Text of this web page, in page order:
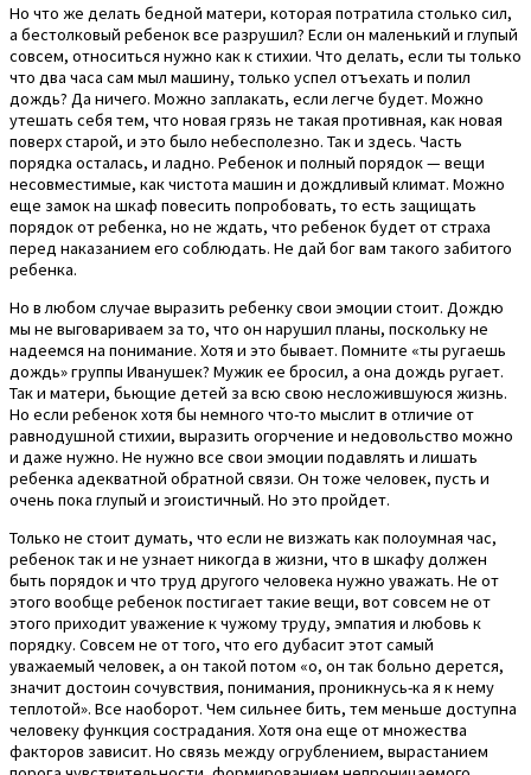
Но что же делать бедной матери, которая потратила столько сил,
а бестолковый ребенок все разрушил? Если он маленький и глупый
совсем, относиться нужно как к стихии. Что делать, если ты только
что два часа сам мыл машину, только успел отъехать и полил
дождь? Да ничего. Можно заплакать, если легче будет. Можно
утешать себя тем, что новая грязь не такая противная, как новая
поверх старой, и это было небесполезно. Так и здесь. Часть
порядка осталась, и ладно. Ребенок и полный порядок — вещи
несовместимые, как чистота машин и дождливый климат. Можно
еще замок на шкаф повесить попробовать, то есть защищать
порядок от ребенка, но не ждать, что ребенок будет от страха
перед наказанием его соблюдать. Не дай бог вам такого забитого
ребенка.
Но в любом случае выразить ребенку свои эмоции стоит. Дождю
мы не выговариваем за то, что он нарушил планы, поскольку не
надеемся на понимание. Хотя и это бывает. Помните «ты ругаешь
дождь» группы Иванушек? Мужик ее бросил, а она дождь ругает.
Так и матери, бьющие детей за всю свою несложившуюся жизнь.
Но если ребенок хотя бы немного что-то мыслит в отличие от
равнодушной стихии, выразить огорчение и недовольство можно
и даже нужно. Не нужно все свои эмоции подавлять и лишать
ребенка адекватной обратной связи. Он тоже человек, пусть и
очень пока глупый и эгоистичный. Но это пройдет.
Только не стоит думать, что если не визжать как полоумная час,
ребенок так и не узнает никогда в жизни, что в шкафу должен
быть порядок и что труд другого человека нужно уважать. Не от
этого вообще ребенок постигает такие вещи, вот совсем не от
этого приходит уважение к чужому труду, эмпатия и любовь к
порядку. Совсем не от того, что его дубасит этот самый
уважаемый человек, а он такой потом «о, он так больно дерется,
значит достоин сочувствия, понимания, проникнусь-ка я к нему
теплотой». Все наоборот. Чем сильнее бить, тем меньше доступна
человеку функция сострадания. Хотя она еще от множества
факторов зависит. Но связь между огрублением, вырастанием